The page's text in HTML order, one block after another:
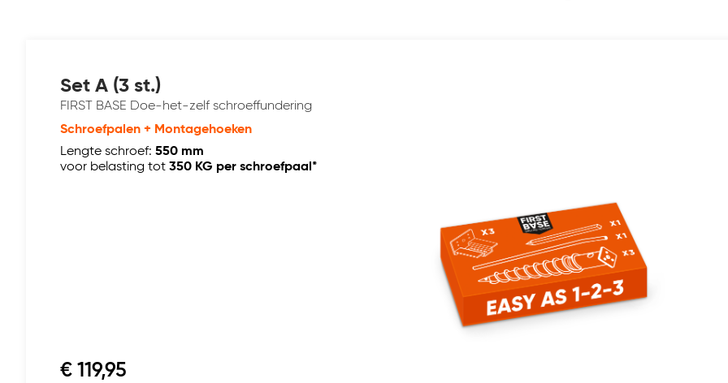
Set A (3 st.)
FIRST BASE Doe-het-zelf schroeffundering
Schroefpalen + Montagehoeken
Lengte schroef: 550 mm
voor belasting tot 350 KG per schroefpaal*
€ 119,95